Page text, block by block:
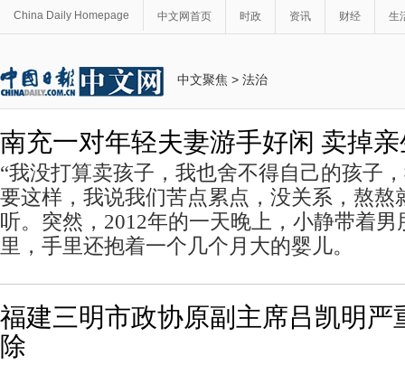
China Daily Homepage 中文网首页 时政 资讯 财经 生
中文聚焦 > 法治
南充一对年轻夫妻游手好闲 卖掉
“我没打算卖孩子，我也舍不得自己的孩子
要这样，我说我们苦点累点，没关系，熬熬
听。突然，2012年的一天晚上，小静带着
里，手里还抱着一个几个月大的婴儿。
福建三明市政协原副主席吕凯明严
除